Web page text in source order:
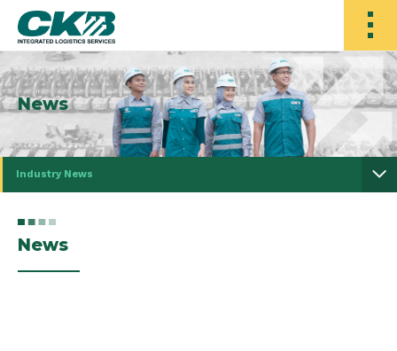
News
Industry News
News